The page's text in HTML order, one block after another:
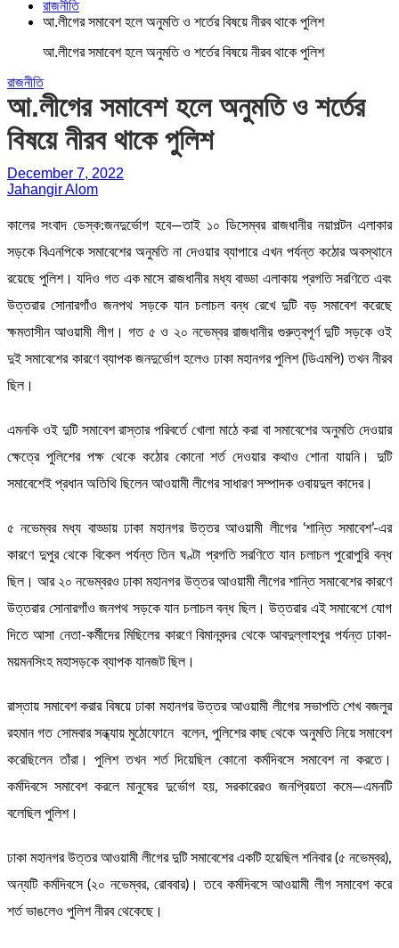
রাজনীতি
আ.লীগের সমাবেশ হলে অনুমতি ও শর্তের বিষয়ে নীরব থাকে পুলিশ
আ.লীগের সমাবেশ হলে অনুমতি ও শর্তের বিষয়ে নীরব থাকে পুলিশ
রাজনীতি
আ.লীগের সমাবেশ হলে অনুমতি ও শর্তের
বিষয়ে নীরব থাকে পুলিশ
December 7, 2022
Jahangir Alom
কালের সংবাদ ডেস্ক:জনদুর্ভোগ হবে—তাই ১০ ডিসেম্বর রাজধানীর নয়াপল্টন এলাকার
সড়কে বিএনপিকে সমাবেশের অনুমতি না দেওয়ার ব্যাপারে এখন পর্যন্ত কঠোর অবস্থানে
রয়েছে পুলিশ। যদিও গত এক মাসে রাজধানীর মধ্য বাড্ডা এলাকায় প্রগতি সরণিতে এবং
উত্তরার সোনারগাঁও জনপথ সড়কে যান চলাচল বন্ধ রেখে দুটি বড় সমাবেশ করেছে
ক্ষমতাসীন আওয়ামী লীগ। গত ৫ ও ২০ নভেম্বর রাজধানীর গুরুত্বপূর্ণ দুটি সড়কে ওই
দুই সমাবেশের কারণে ব্যাপক জনদুর্ভোগ হলেও ঢাকা মহানগর পুলিশ (ডিএমপি) তখন নীরব
ছিল।
এমনকি ওই দুটি সমাবেশ রাস্তার পরিবর্তে খোলা মাঠে করা বা সমাবেশের অনুমতি দেওয়ার
ক্ষেত্রে পুলিশের পক্ষ থেকে কঠোর কোনো শর্ত দেওয়ার কথাও শোনা যায়নি। দুটি
সমাবেশেই প্রধান অতিথি ছিলেন আওয়ামী লীগের সাধারণ সম্পাদক ওবায়দুল কাদের।
৫ নভেম্বর মধ্য বাড্ডায় ঢাকা মহানগর উত্তর আওয়ামী লীগের ‘শান্তি সমাবেশ’-এর
কারণে দুপুর থেকে বিকেল পর্যন্ত তিন ঘণ্টা প্রগতি সরণিতে যান চলাচল পুরোপুরি বন্ধ
ছিল। আর ২০ নভেম্বরও ঢাকা মহানগর উত্তর আওয়ামী লীগের শান্তি সমাবেশের কারণে
উত্তরার সোনারগাঁও জনপথ সড়কে যান চলাচল বন্ধ ছিল। উত্তরার এই সমাবেশে যোগ
দিতে আসা নেতা-কর্মীদের মিছিলের কারণে বিমানবন্দর থেকে আবদুল্লাহপুর পর্যন্ত ঢাকা-
ময়মনসিংহ মহাসড়কে ব্যাপক যানজট ছিল।
রাস্তায় সমাবেশ করার বিষয়ে ঢাকা মহানগর উত্তর আওয়ামী লীগের সভাপতি শেখ বজলুর
রহমান গত সোমবার সন্ধ্যায় মুঠোফোনে বলেন, পুলিশের কাছ থেকে অনুমতি নিয়ে সমাবেশ
করেছিলেন তাঁরা। পুলিশ তখন শর্ত দিয়েছিল কোনো কর্মদিবসে সমাবেশ না করতে।
কর্মদিবসে সমাবেশ করলে মানুষের দুর্ভোগ হয়, সরকারেরও জনপ্রিয়তা কমে—এমনটি
বলেছিল পুলিশ।
ঢাকা মহানগর উত্তর আওয়ামী লীগের দুটি সমাবেশের একটি হয়েছিল শনিবার (৫ নভেম্বর),
অন্যটি কর্মদিবসে (২০ নভেম্বর, রোববার)। তবে কর্মদিবসে আওয়ামী লীগ সমাবেশ করে
শর্ত ভাঙলেও পুলিশ নীরব থেকেছে।